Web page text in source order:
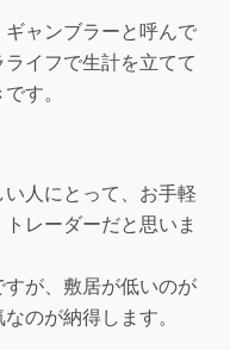
ャンブラーと呼んで
イフで生計を立てて
す。
人にとって、お手軽
レーダーだと思いま
が、敷居が低いのが
のが納得します。